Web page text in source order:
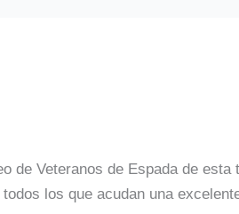
de Veteranos de Espada de esta
los que acudan una